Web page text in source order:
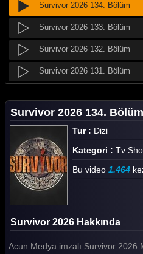
Survivor 2026 134. Bölüm
Survivor 2026 133. Bölüm
Survivor 2026 132. Bölüm
Survivor 2026 131. Bölüm
Survivor 2026 129. Bölüm
Survivor 2026 128. Bölüm
Survivor 2026 127. Bölüm
Survivor 2026 126. Bölüm
Survivor 2026 124. Bölüm
Survivor 2026 123. Bölüm
Survivor 2026 134.
Tur : Dizi
Kategori : Tv
Bu video 1.464
Survivor 2026 Hakkında
Acun Medya imzalı Survivor 2026